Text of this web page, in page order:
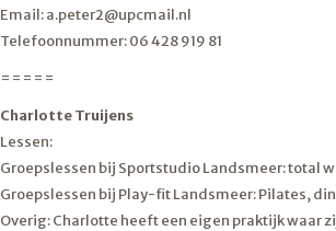
Email: a.peter2@upcmail.nl
Telefoonnummer: 06 428 919 81
=====
Charlotte Truijens
Lessen:
Groepslessen bij Sportstudio Landsmeer: total
Groepslessen bij Play-fit Landsmeer: Pilates,
Overig: Charlotte heeft een eigen praktijk waar